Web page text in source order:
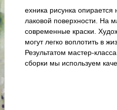
ехника рисунка
лаковой поверхности. На
современные краски.
могут легко воплотить в
Результатом мастер-
сборки мы используем